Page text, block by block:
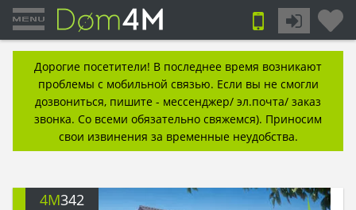
Дорогие посетители! В последнее время возникают
проблемы с мобильной связью. Если вы не смогли
дозвониться, пишите - мессенджер/ эл.почта/ заказ
звонка. Со всеми обязательно свяжемся). Приносим
свои извинения за временные неудобства.
4M342